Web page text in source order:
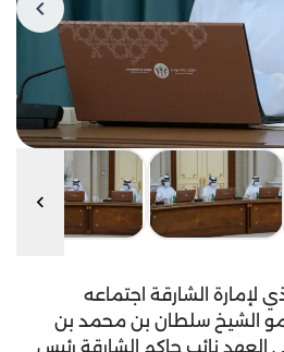
لإمارة الشارقة اجتماعه
الشيخ سلطان بن محمد بن
نائب حاكم الشارقة رئيس